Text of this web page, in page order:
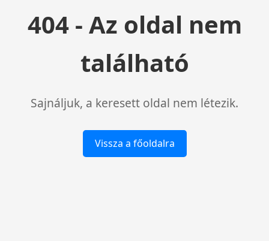
404 - Az oldal nem
található
Sajnáljuk, a keresett oldal nem létezik.
Vissza a főoldalra